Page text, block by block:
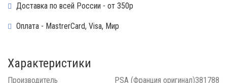
Доставка по всей России - от 350р
Оплата - MastrerCard, Visa, Мир
Характеристики
Производитель
PSA (Франция оригинал)381788